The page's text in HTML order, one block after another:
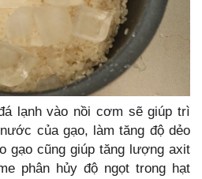
lạnh vào nồi cơm sẽ giúp trì
của gạo, làm tăng độ dẻo
gạo cũng giúp tăng lượng axit
phân hủy độ ngọt trong hạt